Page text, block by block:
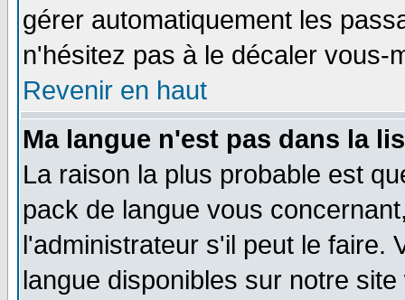
gérer automatiquement les
n'hésitez pas à le décaler vous-
Revenir en haut
Ma langue n'est pas dans la
La raison la plus probable est
pack de langue vous
l'administrateur s'il peut le faire.
langue disponibles sur notre site